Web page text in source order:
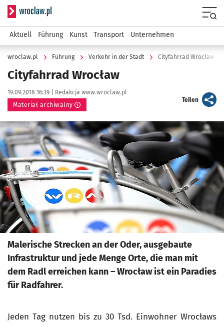
Serwis informacyjny wroclaw.pl
Aktuell Führung Kunst Transport Unternehmen
wroclaw.pl Führung Verkehr in der Stadt Cityfahrrad Wrocław
Cityfahrrad Wrocław
Data publikacji:
19.09.2018 16:39 | Autor:
Redakcja www.wroclaw.pl
Materiał archiwalny
Teilenartykuł
Kliknij, aby powiększyć
Malerische Strecken an der Oder, ausgebaute
Infrastruktur und jede Menge Orte, die man mit
dem Radl erreichen kann – Wrocław ist ein Paradies
für Radfahrer.
Jeden Tag nutzen bis zu 30 Tsd. Einwohner Wrocławs